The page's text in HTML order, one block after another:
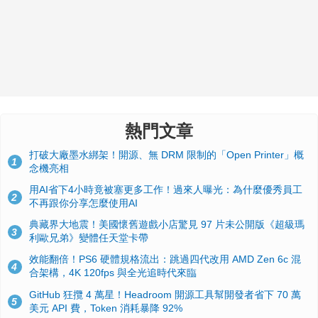
熱門文章
1
打破大廠墨水綁架！開源、無 DRM 限制的「Open Printer」概
念機亮相
2
用AI省下4小時竟被塞更多工作！過來人曝光：為什麼優秀員工
不再跟你分享怎麼使用AI
3
典藏界大地震！美國懷舊遊戲小店驚見 97 片未公開版《超級瑪
利歐兄弟》變體任天堂卡帶
4
效能翻倍！PS6 硬體規格流出：跳過四代改用 AMD Zen 6c 混
合架構，4K 120fps 與全光追時代來臨
5
GitHub 狂攬 4 萬星！Headroom 開源工具幫開發者省下 70 萬
美元 API 費，Token 消耗暴降 92%